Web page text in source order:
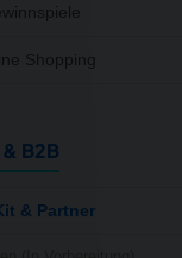
Shopping
B2B
& Partner